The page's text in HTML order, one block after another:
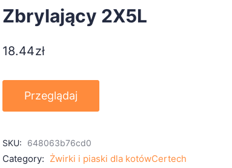
Zbrylający 2X5L
18.44zł
Przeglądaj
SKU: 648063b76cd0
Category: Żwirki i piaski dla kotówCertech